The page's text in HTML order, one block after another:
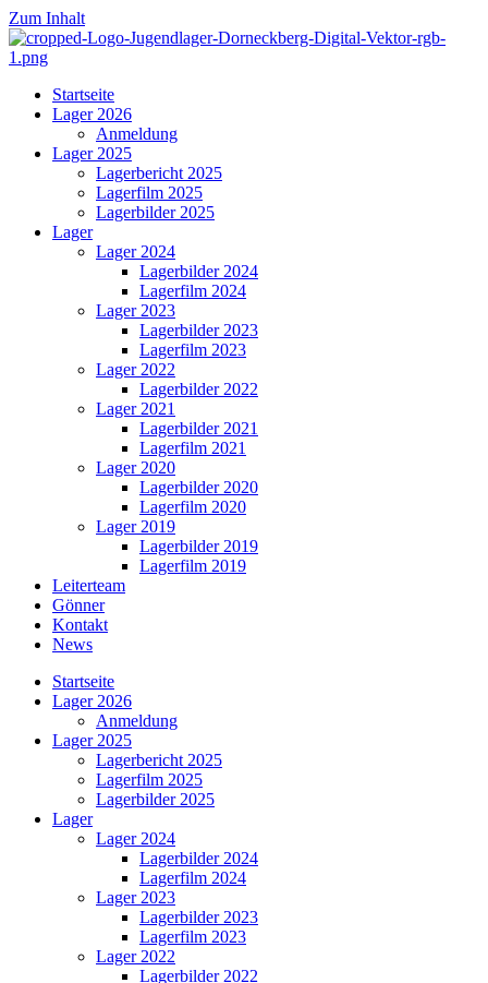
Zum Inhalt
Startseite
Lager 2026
Anmeldung
Lager 2025
Lagerbericht 2025
Lagerfilm 2025
Lagerbilder 2025
Lager
Lager 2024
Lagerbilder 2024
Lagerfilm 2024
Lager 2023
Lagerbilder 2023
Lagerfilm 2023
Lager 2022
Lagerbilder 2022
Lager 2021
Lagerbilder 2021
Lagerfilm 2021
Lager 2020
Lagerbilder 2020
Lagerfilm 2020
Lager 2019
Lagerbilder 2019
Lagerfilm 2019
Leiterteam
Gönner
Kontakt
News
Startseite
Lager 2026
Anmeldung
Lager 2025
Lagerbericht 2025
Lagerfilm 2025
Lagerbilder 2025
Lager
Lager 2024
Lagerbilder 2024
Lagerfilm 2024
Lager 2023
Lagerbilder 2023
Lagerfilm 2023
Lager 2022
Lagerbilder 2022